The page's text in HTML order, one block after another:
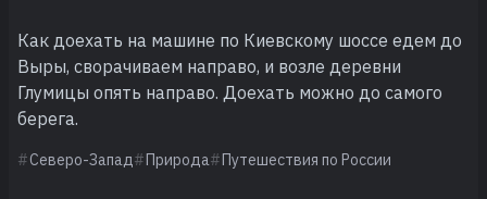
Как доехать на машине по Киевскому шоссе едем до
Выры, сворачиваем направо, и возле деревни
Глумицы опять направо. Доехать можно до самого
берега.
Северо-Запад Природа Путешествия по России